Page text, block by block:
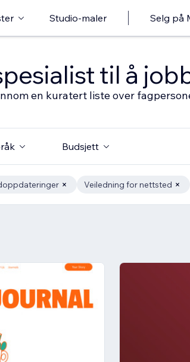
Studio-maler Selg på
til å
en kuratert liste over
Budsjett
Veiledning for nettsted